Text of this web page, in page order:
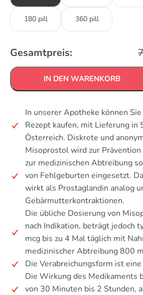
180 pill 360 pill
Gesamtpreis:
IN DEN WARENKORB
In unserer Apotheke können
Rezept kaufen, mit Lieferung in
Österreich. Diskrete und
Misoprostol wird zur Prävention
zur medizinischen Abtreibung
von Fehlgeburten eingesetzt.
wirkt als Prostaglandin analog
Gebärmutterkontraktionen.
Die übliche Dosierung von
nach Indikation, beträgt jedoch
mcg bis zu 4 Mal täglich mit
medizinischer Abtreibung 800
Die Verabreichungsform ist
Die Wirkung des Medikaments
von 30 Minuten bis 2 Stunden,